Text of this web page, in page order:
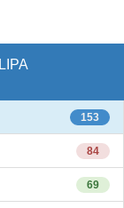
153
84
69